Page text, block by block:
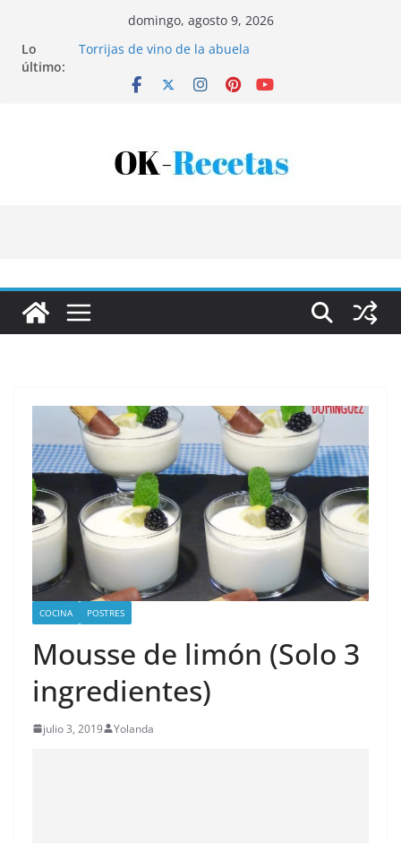
contenido
domingo, agosto 9, 2026
Lo
último:
Torrijas de vino de la abuela
Bandeja de pescaíto frito
COCINA POSTRES
Mousse de limón (Solo 3
ingredientes)
julio 3, 2019 Yolanda